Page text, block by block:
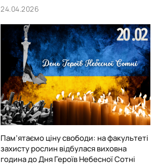
24.04.2026
Пам’ятаємо ціну свободи: на факультеті
захисту рослин відбулася виховна
година до Дня Героїв Небесної Сотні